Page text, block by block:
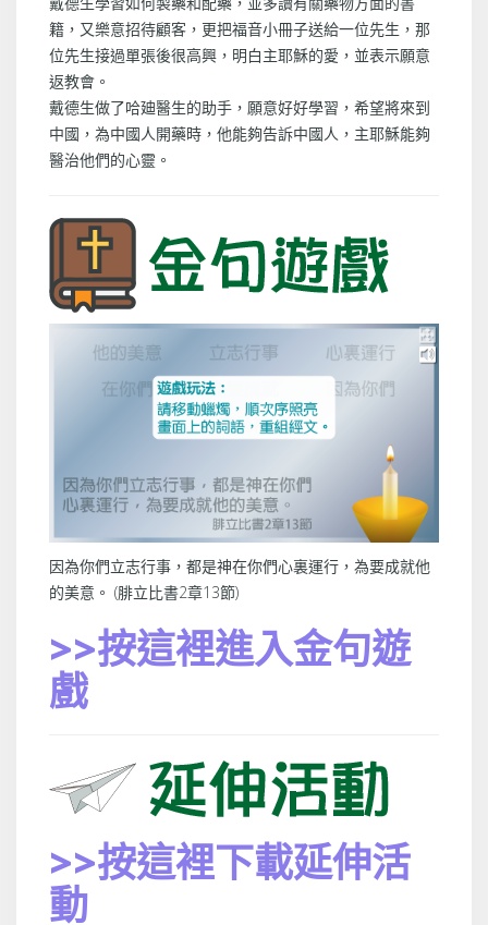
籍，又樂意招待顧客，更把福音小冊子送給一位先生，那
位先生接過單張後很高興，明白主耶穌的愛，並表示願意
返教會。
戴德生做了哈廸醫生的助手，願意好好學習，希望將來到
中國，為中國人開藥時，他能夠告訴中國人，主耶穌能夠
醫治他們的心靈。
因為你們立志行事，都是神在你們心裏運行，為要成就他
的美意。 (腓立比書2章13節)
>>按這裡進入金句遊
戲
>>按這裡下載延伸活
動